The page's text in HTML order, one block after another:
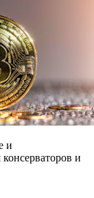
и
и